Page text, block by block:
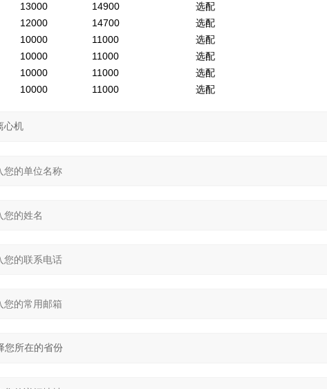
13000 14900
选配
12000 14700
选配
10000 11000
选配
10000 11000
选配
10000 11000
选配
10000 11000 选配